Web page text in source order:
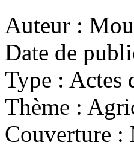
Auteur :
Date de
Type : Actes
Thème :
Couverture :